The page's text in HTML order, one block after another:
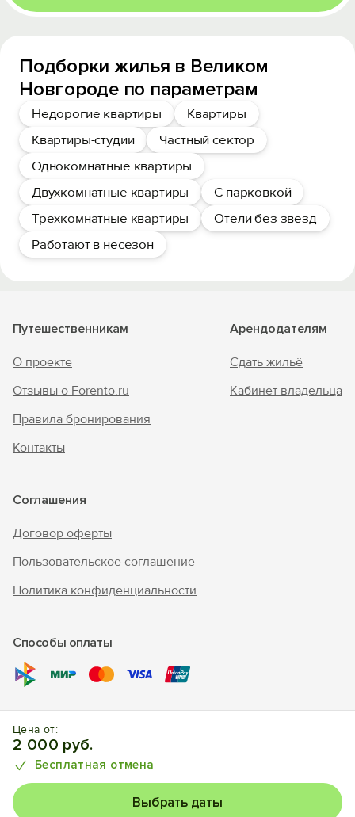
Подборки жилья в Великом
Новгороде по параметрам
Недорогие квартиры
Квартиры
Квартиры-студии
Частный сектор
Однокомнатные квартиры
Двухкомнатные квартиры
С парковкой
Трехкомнатные квартиры
Отели без звезд
Работают в несезон
Цена от:
2 000 руб.
Бесплатная отмена
Выбрать даты
Путешественникам
О проекте
Отзывы о Forento.ru
Правила бронирования
Контакты
Арендодателям
Сдать жильё
Кабинет владельца
Соглашения
Договор оферты
Пользовательское соглашение
Политика конфиденциальности
Способы оплаты
защищены, торговый знак Nº1025240.
отелей, квартир, домов.